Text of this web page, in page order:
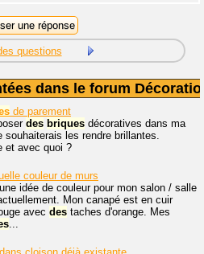
questions
dans le forum
de parement
des briques décoratives dans ma
les rendre brillantes.
et avec quoi ?
couleur de murs
idée de couleur pour mon salon / salle
Mon canapé est en cuir
avec des taches d'orange. Mes
...